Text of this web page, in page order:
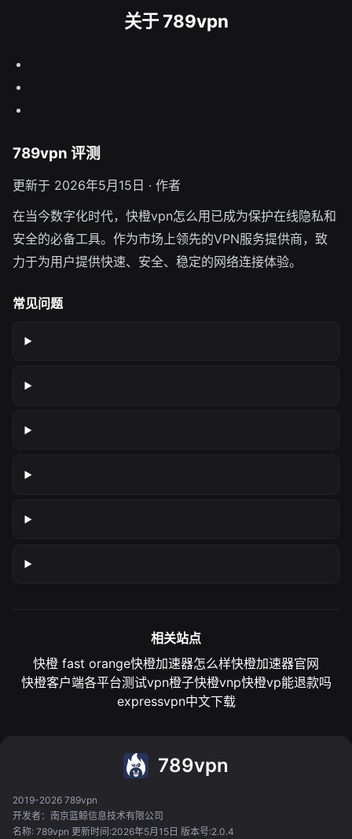
关于 789vpn
789vpn 评测
更新于 2026年5月15日 · 作者
在当今数字化时代，快橙vpn怎么用已成为保护在线隐私和
安全的必备工具。作为市场上领先的VPN服务提供商，致
力于为用户提供快速、安全、稳定的网络连接体验。
常见问题
相关站点
快橙 fast orange快橙加速器怎么样快橙加速器官网
快橙客户端各平台测试vpn橙子快橙vnp快橙vp能退款吗
expressvpn中文下载
789vpn
2019-2026 789vpn
开发者：南京蓝鲸信息技术有限公司
名称: 789vpn 更新时间:2026年5月15日 版本号:2.0.4